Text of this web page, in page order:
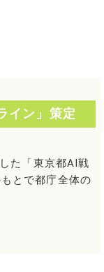
イン」策定
た「東京都AI戦
とで都庁全体の